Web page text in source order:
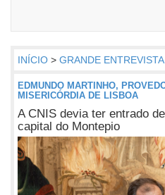
INÍCIO > GRANDE ENTREVISTA
EDMUNDO MARTINHO,
MISERICÓRDIA DE LISBOA
A CNIS devia ter entrado
capital do Montepio